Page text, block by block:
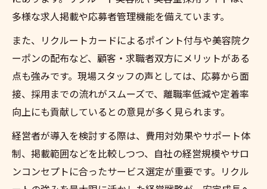
多様な求人掲載や応募者管理機能を備えています。
また、リクルートカードによるポイント付与や美容院ク
ーポンの配布など、顧客・求職者双方にメリットがある
点も強みです。現場スタッフの声としては、応募から面
接、採用までの流れがスムーズで、離職率低減や定着率
向上にも貢献しているとの意見が多く見られます。
経営者が導入を検討する際は、費用対効果やサポート体
制、掲載範囲などを比較しつつ、自社の経営規模やサロ
ンコンセプトに合ったサービス選定が重要です。リクル